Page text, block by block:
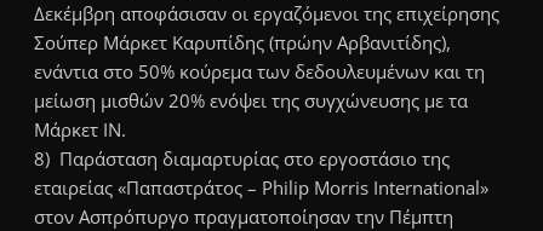
Δεκέμβρη αποφάσισαν οι εργαζόμενοι της επιχείρησης
Σούπερ Μάρκετ Καρυπίδης (πρώην Αρβανιτίδης),
ενάντια στο 50% κούρεμα των δεδουλευμένων και τη
μείωση μισθών 20% ενόψει της συγχώνευσης με τα
Μάρκετ ΙΝ.
8) Παράσταση διαμαρτυρίας στο εργοστάσιο της
εταιρείας «Παπαστράτος – Philip Morris International»
στον Ασπρόπυργο πραγματοποίησαν την Πέμπτη